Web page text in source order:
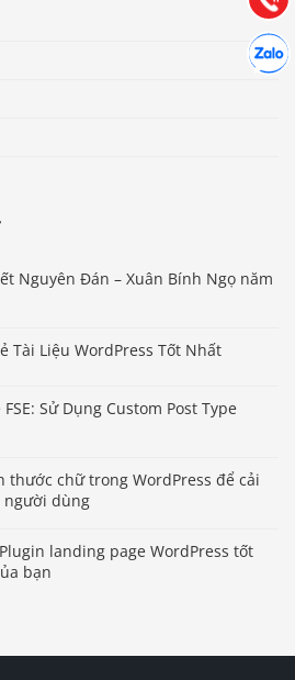
Nguyên Đán – Xuân Bính Ngọ năm
Tài Liệu WordPress Tốt Nhất
Sử Dụng Custom Post Type
thước chữ trong WordPress để cải
dùng
landing page WordPress tốt
bạn
Chát